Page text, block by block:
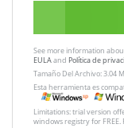
See more information
EULAand Política de
Tamaño Del Archivo: 3.04
Esta herramienta es
Limitations: trial version
windows registry for